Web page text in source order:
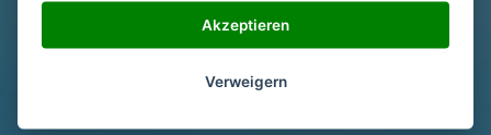
Unterschriebe das Schreiben mit deinem
Namen oder lade eine Unterschrift hoch
Akzeptieren
Verweigern